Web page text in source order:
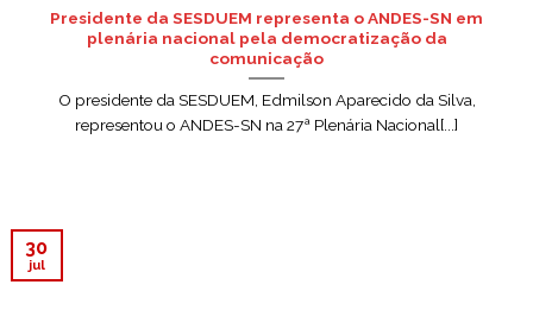
Presidente da SESDUEM representa o ANDES-SN em
plenária nacional pela democratização da
comunicação
O presidente da SESDUEM, Edmilson Aparecido da Silva,
representou o ANDES-SN na 27ª Plenária Nacional[...]
30
jul